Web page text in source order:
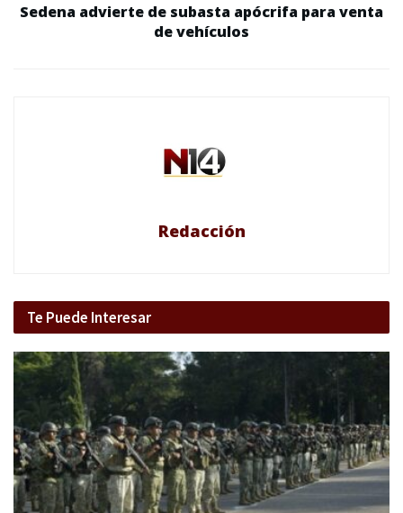
Sedena advierte de subasta apócrifa para venta
de vehículos
Redacción
Te Puede Interesar